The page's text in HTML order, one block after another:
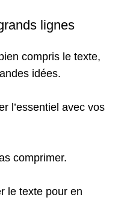
lignes
compris le texte,
idées.
l’essentiel avec vos
comprimer.
le texte pour en